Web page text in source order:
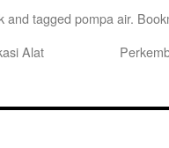
and tagged pompa air.
Alat